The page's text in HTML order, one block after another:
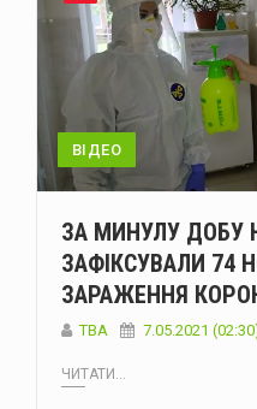
ВІДЕО
ЗА МИНУЛУ ДОБУ
ЗАФІКСУВАЛИ 74
ЗАРАЖЕННЯ
TBA 7.05.2021
ЧИТАТИ...